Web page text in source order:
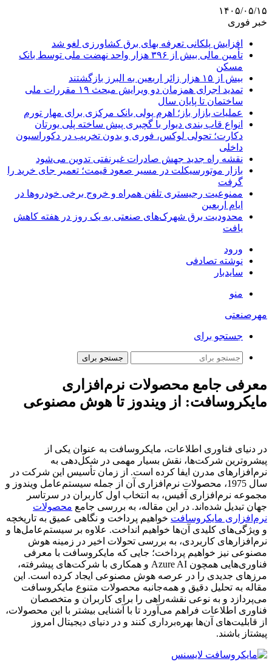
۱۴۰۵/۰۵/۱۵
خبر فوری
افزایش پلکانی تعرفه بهای برق کشاورزی لغو شد
تأمین مالی بیش از ۳۹۶ هزار واحد نهضت ملی توسط بانک
مسکن
بیش از ۱۵ هزار زائر اربعین به البرز بازگشتند
تمدید اجرای همزمان دو ویرایش مبحث ۱۹ مقررات ملی
ساختمان تا پایان سال
عملیات بازار باز؛ اهرم پولی بانک مرکزی برای مهار تورم
انواع قاب بندی دیوار با گچبری پیش ساخته پلی یورتان
دکارت؛ تحولی لوکس، فوری و بدون تخریب در دکوراسیون
داخلی
نقشه راه جدید جهش صادرات غیرنفتی تدوین می‌شود
بازار موتورسیکلت در مسیر صعود قیمت؛ تعمیر جای خرید را
گرفت
ممنوعیت رجیستری تلفن همراه و خروج برخی خودروها در
ایام اربعین
محدودیت برق شهرک‌های صنعتی به یک روز در هفته کاهش
یافت
ورود
نوشته تصادفی
سایدبار
منو
مهرصنعتی
جستجو برای
جستجو برای
معرفی جامع محصولات نرم‌افزاری
مایکروسافت: از ویندوز تا هوش مصنوعی
در دنیای فناوری اطلاعات، مایکروسافت به عنوان یکی از
پیشروترین شرکت‌ها، نقش بسیار مهمی در شکل‌دهی به
نرم‌افزارهای مدرن ایفا کرده است. از زمان تأسیس این شرکت در
سال 1975، محصولات نرم‌افزاری آن از جمله سیستم‌عامل ویندوز و
مجموعه نرم‌افزاری آفیس، به انتخاب اول کاربران در سرتاسر
جهان تبدیل شده‌اند. در این مقاله، به بررسی جامع محصولات
نرم‌افزاری مایکروسافت خواهیم پرداخت و نگاهی عمیق به تاریخچه
و ویژگی‌های کلیدی آن‌ها خواهیم انداخت. علاوه بر سیستم‌عامل‌ها و
نرم‌افزارهای کاربردی، به بررسی تحولات اخیر در زمینه هوش
مصنوعی نیز خواهیم پرداخت؛ جایی که مایکروسافت با معرفی
فناوری‌هایی همچون Azure AI و همکاری با شرکت‌های پیشرفته،
مرزهای جدیدی را در عرصه هوش مصنوعی ایجاد کرده است. این
مقاله به تحلیل دقیق و همه‌جانبه محصولات متنوع مایکروسافت
می‌پردازد و به نوعی نقشه‌راهی را برای کاربران و متخصصان
فناوری اطلاعات فراهم می‌آورد تا با آشنایی بیشتر با این محصولات،
از قابلیت‌های آن‌ها بهره‌برداری کنند و در دنیای دیجیتال امروز
پیشتاز باشند.